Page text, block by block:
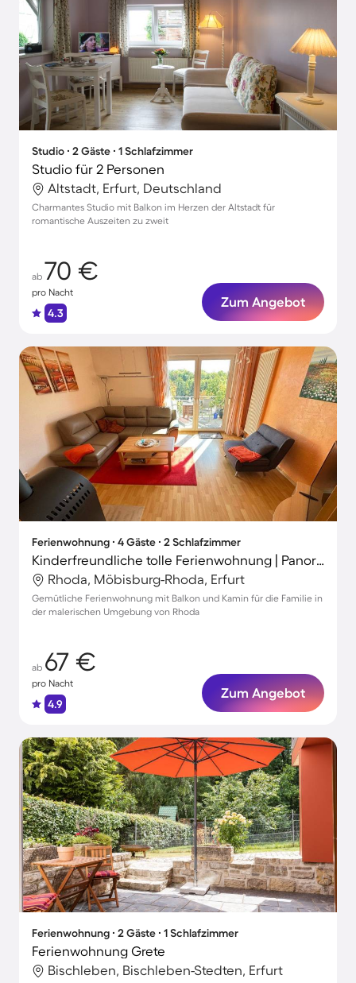
Studio ∙ 2 Gäste ∙ 1 Schlafzimmer
Studio für 2 Personen
Altstadt, Erfurt, Deutschland
Charmantes Studio mit Balkon im Herzen der Altstadt für
romantische Auszeiten zu zweit
ab 70 €
pro Nacht
4.3
Zum Angebot
Ferienwohnung ∙ 4 Gäste ∙ 2 Schlafzimmer
Kinderfreundliche tolle Ferienwohnung | Panoramablick
Rhoda, Möbisburg-Rhoda, Erfurt
Gemütliche Ferienwohnung mit Balkon und Kamin für die Familie in
der malerischen Umgebung von Rhoda
ab 67 €
pro Nacht
4.9
Zum Angebot
Ferienwohnung ∙ 2 Gäste ∙ 1 Schlafzimmer
Ferienwohnung Grete
Bischleben, Bischleben-Stedten, Erfurt